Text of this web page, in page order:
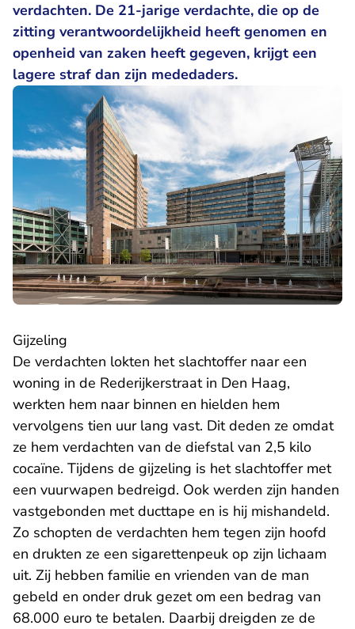
verdachten. De 21-jarige verdachte, die op de
zitting verantwoordelijkheid heeft genomen en
openheid van zaken heeft gegeven, krijgt een
lagere straf dan zijn mededaders.
Gijzeling
De verdachten lokten het slachtoffer naar een
woning in de Rederijkerstraat in Den Haag,
werkten hem naar binnen en hielden hem
vervolgens tien uur lang vast. Dit deden ze omdat
ze hem verdachten van de diefstal van 2,5 kilo
cocaïne. Tijdens de gijzeling is het slachtoffer met
een vuurwapen bedreigd. Ook werden zijn handen
vastgebonden met ducttape en is hij mishandeld.
Zo schopten de verdachten hem tegen zijn hoofd
en drukten ze een sigarettenpeuk op zijn lichaam
uit. Zij hebben familie en vrienden van de man
gebeld en onder druk gezet om een bedrag van
68.000 euro te betalen. Daarbij dreigden ze de